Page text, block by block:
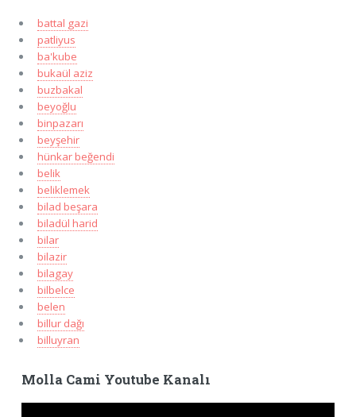
battal gazi
patliyus
ba'kube
bukaül aziz
buzbakal
beyoğlu
binpazarı
beyşehir
hünkar beğendi
belik
beliklemek
bilad beşara
biladül harid
bilar
bilazir
bilagay
bilbelce
belen
billur dağı
billuyran
Molla Cami Youtube Kanalı